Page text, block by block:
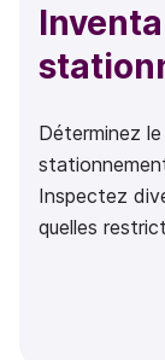
Déterminez
Inspectez
quelles